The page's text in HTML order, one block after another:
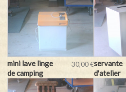
mini lave linge
de camping
30,00 €servante
d'atelier